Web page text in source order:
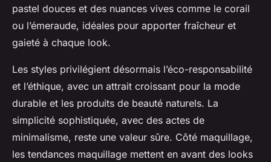
pastel douces et des nuances vives comme le corail
ou l’émeraude, idéales pour apporter fraîcheur et
gaieté à chaque look.
Les styles privilégient désormais l’éco-responsabilité
et l’éthique, avec un attrait croissant pour la mode
durable et les produits de beauté naturels. La
simplicité sophistiquée, avec des actes de
minimalisme, reste une valeur sûre. Côté maquillage,
les tendances maquillage mettent en avant des looks